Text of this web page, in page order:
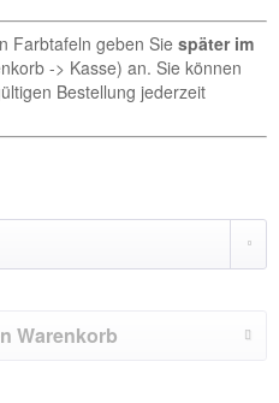
Farbtafeln geben Sie später im
-> Kasse) an. Sie können
Bestellung jederzeit
Warenkorb